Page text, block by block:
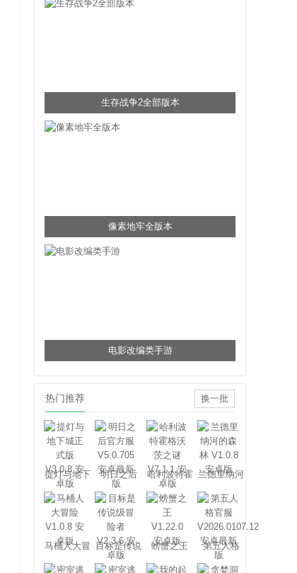
生存战争2全部版本
像素地牢全版本
电影改编类手游
热门推荐 换一批
提灯与地下
城
明日之后
哈利波特霍
格沃茨之谜
兰德里纳河
马桶人大冒
目标是传说
级冒险者
螃蟹之王 第五人格